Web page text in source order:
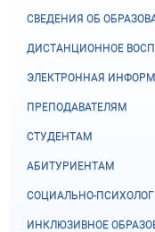
СВЕДЕНИЯ ОБ
ДИСТАНЦИОННОЕ
ЭЛЕКТРОННАЯ
ПРЕПОДАВАТЕЛЯМ
СТУДЕНТАМ
АБИТУРИЕНТАМ
СОЦИАЛЬНО-
ИНКЛЮЗИВНОЕ